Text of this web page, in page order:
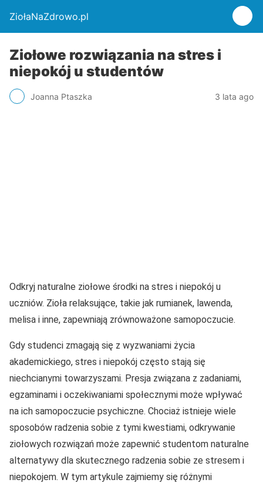
ZiołaNaZdrowo.pl
Ziołowe rozwiązania na stres i
niepokój u studentów
Joanna Ptaszka 3 lata ago
Odkryj naturalne ziołowe środki na stres i niepokój u
uczniów. Zioła relaksujące, takie jak rumianek, lawenda,
melisa i inne, zapewniają zrównoważone samopoczucie.
Gdy studenci zmagają się z wyzwaniami życia
akademickiego, stres i niepokój często stają się
niechcianymi towarzyszami. Presja związana z zadaniami,
egzaminami i oczekiwaniami społecznymi może wpływać
na ich samopoczucie psychiczne. Chociaż istnieje wiele
sposobów radzenia sobie z tymi kwestiami, odkrywanie
ziołowych rozwiązań może zapewnić studentom naturalne
alternatywy dla skutecznego radzenia sobie ze stresem i
niepokojem. W tym artykule zajmiemy się różnymi